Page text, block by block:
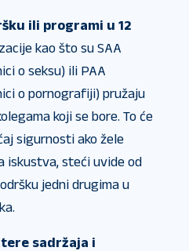
ili programi u 12
kao što su SAA
o seksu) ili PAA
o pornografiji) pružaju
koji se bore. To će
sigurnosti ako žele
iskustva, steći uvide od
jedni drugima u
sadržaja i